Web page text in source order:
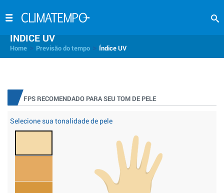
INDICE UV
Home Previsão do tempo Índice UV
FPS RECOMENDADO PARA SEU TOM DE PELE
Selecione sua tonalidade de pele